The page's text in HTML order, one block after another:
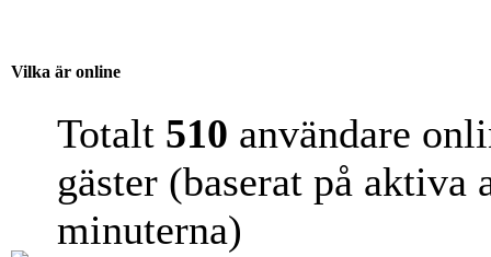
Vilka är online
Totalt 510 användare
gäster (baserat på aktiva
minuterna)